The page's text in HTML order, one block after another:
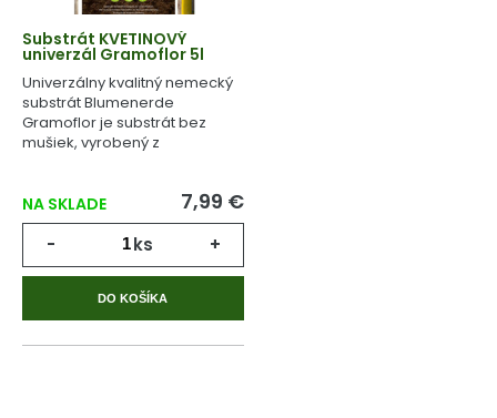
Substrát KVETINOVÝ
univerzál Gramoflor 5l
Univerzálny kvalitný nemecký
substrát Blumenerde
Gramoflor je substrát bez
mušiek, vyrobený z
NA SKLADE 7,99 €
- ks +
DO KOŠÍKA